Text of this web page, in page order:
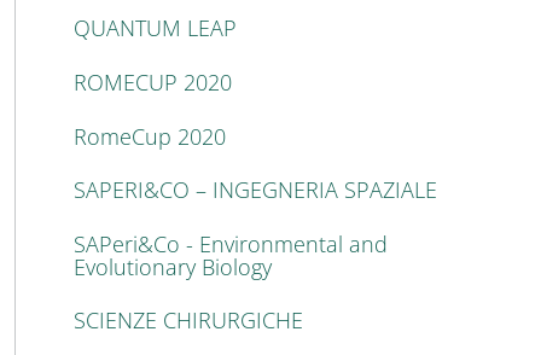
QUANTUM LEAP
ROMECUP 2020
RomeCup 2020
SAPERI&CO – INGEGNERIA SPAZIALE
SAPeri&Co - Environmental and
Evolutionary Biology
SCIENZE CHIRURGICHE